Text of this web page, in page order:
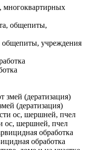
общепиты, учреждения
(дератизация)
ос, шершней, пчел
обработка